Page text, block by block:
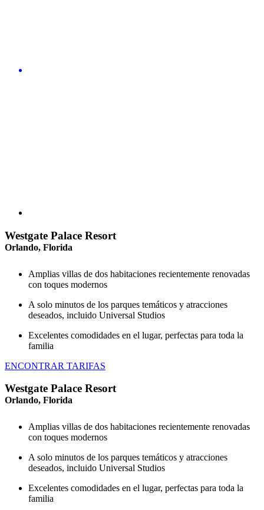
Westgate Palace Resort
Orlando, Florida
Amplias villas de dos habitaciones recientemente renovadas
con toques modernos
A solo minutos de los parques temáticos y atracciones
deseados, incluido Universal Studios
Excelentes comodidades en el lugar, perfectas para toda la
familia
ENCONTRAR TARIFAS
Westgate Palace Resort
Orlando, Florida
Amplias villas de dos habitaciones recientemente renovadas
con toques modernos
A solo minutos de los parques temáticos y atracciones
deseados, incluido Universal Studios
Excelentes comodidades en el lugar, perfectas para toda la
familia